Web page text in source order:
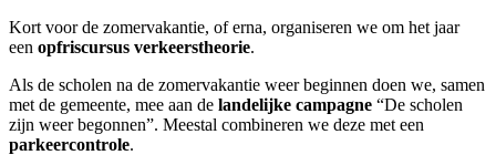
Kort voor de zomervakantie, of erna, organiseren we om het jaar
een opfriscursus verkeerstheorie.
Als de scholen na de zomervakantie weer beginnen doen we, samen
met de gemeente, mee aan de landelijke campagne “De scholen
zijn weer begonnen”. Meestal combineren we deze met een
parkeercontrole.